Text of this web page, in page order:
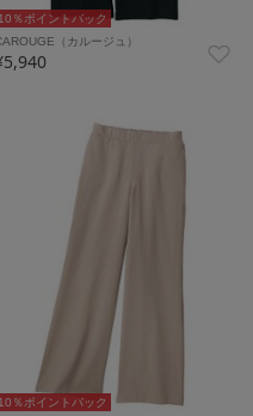
10％ポイントバック
（カルージュ）
10％ポイントバック